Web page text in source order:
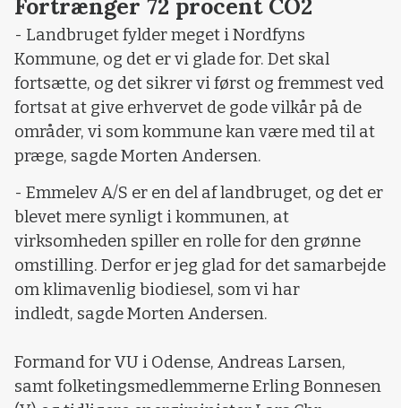
Fortrænger 72 procent CO2
- Landbruget fylder meget i Nordfyns
Kommune, og det er vi glade for. Det skal
fortsætte, og det sikrer vi først og fremmest ved
fortsat at give erhvervet de gode vilkår på de
områder, vi som kommune kan være med til at
præge, sagde Morten Andersen.
- Emmelev A/S er en del af landbruget, og det er
blevet mere synligt i kommunen, at
virksomheden spiller en rolle for den grønne
omstilling. Derfor er jeg glad for det samarbejde
om klimavenlig biodiesel, som vi har
indledt, sagde Morten Andersen.
Formand for VU i Odense, Andreas Larsen,
samt folketingsmedlemmerne Erling Bonnesen